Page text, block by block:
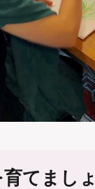
てまし